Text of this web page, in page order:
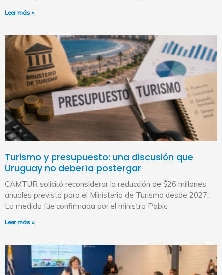
Leer más »
Turismo y presupuesto: una discusión que
Uruguay no debería postergar
CAMTUR solicitó reconsiderar la reducción de $26 millones
anuales prevista para el Ministerio de Turismo desde 2027.
La medida fue confirmada por el ministro Pablo
Leer más »